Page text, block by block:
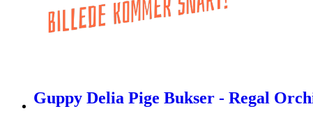
Guppy Delia Pige Bukser - Regal